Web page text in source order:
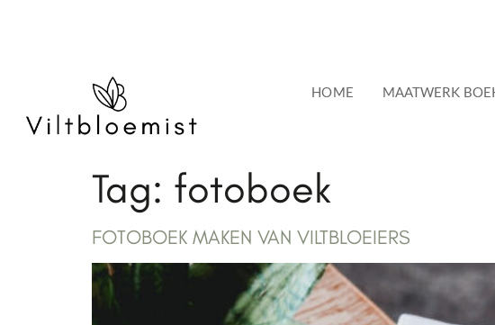
HOME MAATWERK
Tag: fotoboek
FOTOBOEK MAKEN VAN VILTBLOEIERS